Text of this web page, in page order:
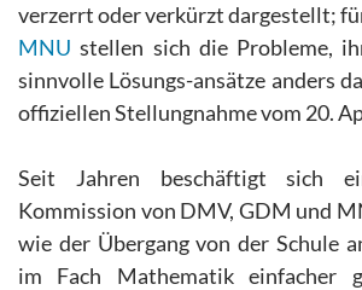
verzerrt oder verkürzt dargestellt;
MNU stellen sich die Probleme,
sinnvolle Lösungs-ansätze anders
offiziellen Stellungnahme vom 20.
Seit Jahren beschäftigt sich
Kommission von DMV, GDM und
wie der Übergang von der Schule
im Fach Mathematik einfacher